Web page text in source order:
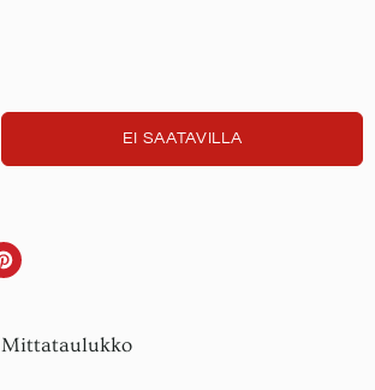
euroa.
EI SAATAVILLA
Mittataulukko